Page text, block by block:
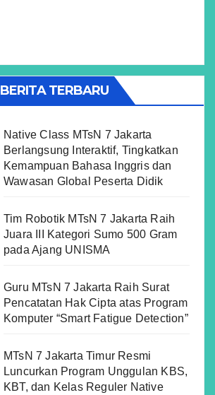
BERITA TERBARU
Native Class MTsN 7 Jakarta
Berlangsung Interaktif, Tingkatkan
Kemampuan Bahasa Inggris dan
Wawasan Global Peserta Didik
Tim Robotik MTsN 7 Jakarta Raih
Juara III Kategori Sumo 500 Gram
pada Ajang UNISMA
Guru MTsN 7 Jakarta Raih Surat
Pencatatan Hak Cipta atas Program
Komputer “Smart Fatigue Detection”
MTsN 7 Jakarta Timur Resmi
Luncurkan Program Unggulan KBS,
KBT, dan Kelas Reguler Native